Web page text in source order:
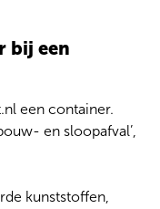
bij een
een container.
en sloopafval’,
kunststoffen,